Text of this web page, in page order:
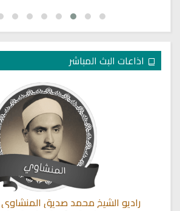
اذاعات البث المباشر
راديو الشيخ محمد صديق المنشاوي